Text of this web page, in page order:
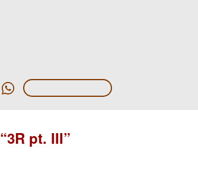
pt. III”